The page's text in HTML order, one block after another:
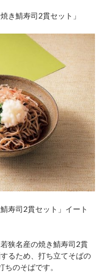
き鯖寿司2貫セット」
寿司2貫セット」イート
狭名産の焼き鯖寿司2貫
るため、打ち立てそばの
のそばです。